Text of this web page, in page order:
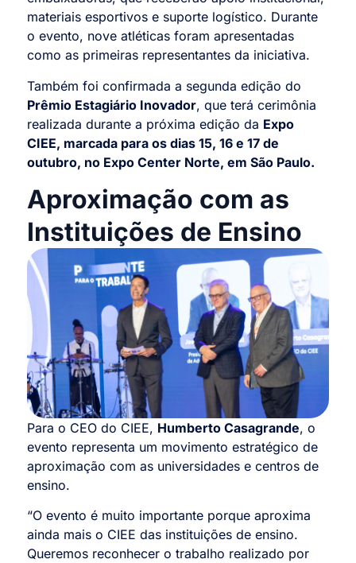
materiais esportivos e suporte logístico. Durante
o evento, nove atléticas foram apresentadas
como as primeiras representantes da iniciativa.
Também foi confirmada a segunda edição do
Prêmio Estagiário Inovador, que terá cerimônia
realizada durante a próxima edição da Expo
CIEE, marcada para os dias 15, 16 e 17 de
outubro, no Expo Center Norte, em São Paulo.
Aproximação com as
Instituições de Ensino
Para o CEO do CIEE, Humberto Casagrande, o
evento representa um movimento estratégico de
aproximação com as universidades e centros de
ensino.
“O evento é muito importante porque aproxima
ainda mais o CIEE das instituições de ensino.
Queremos reconhecer o trabalho realizado por